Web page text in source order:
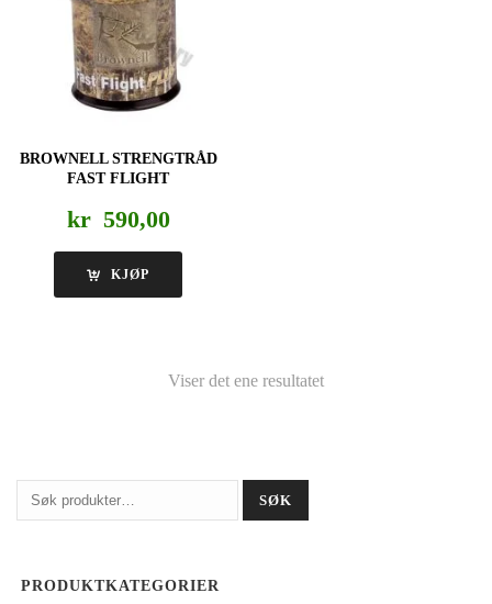
BROWNELL STRENGTRÅD
FAST FLIGHT
kr 590,00
KJØP
Viser det ene resultatet
Søk
etter:
SØK
PRODUKTKATEGORIER